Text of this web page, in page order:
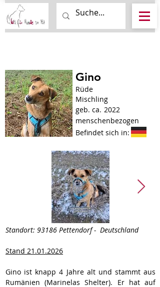
Gino
Rüde
Mischling
geb. ca. 2022
menschenbezogen
Befindet sich in:
Standort: 93186 Pettendorf -  Deutschland
Stand 21.01.2026
Gino ist knapp 4 Jahre alt und stammt aus
Rumänien (Marinelas Shelter). Er hat auf